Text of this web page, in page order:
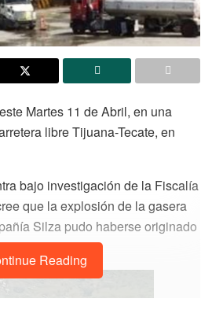
Martes 11 de Abril, en una
libre Tijuana-Tecate, en
bajo investigación de la Fiscalía
que la explosión de la gasera
Silza pudo haberse originado
de gas.
Reading